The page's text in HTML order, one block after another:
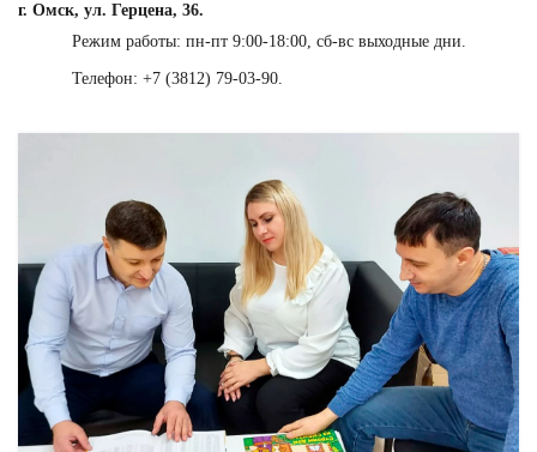
г. Омск, ул. Герцена, 36.
Режим работы: пн-пт 9:00-18:00, сб-вс выходные дни.
Телефон: +7 (3812) 79-03-90.